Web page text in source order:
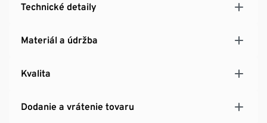
Technické detaily
Materiál a údržba
Kvalita
Dodanie a vrátenie tovaru